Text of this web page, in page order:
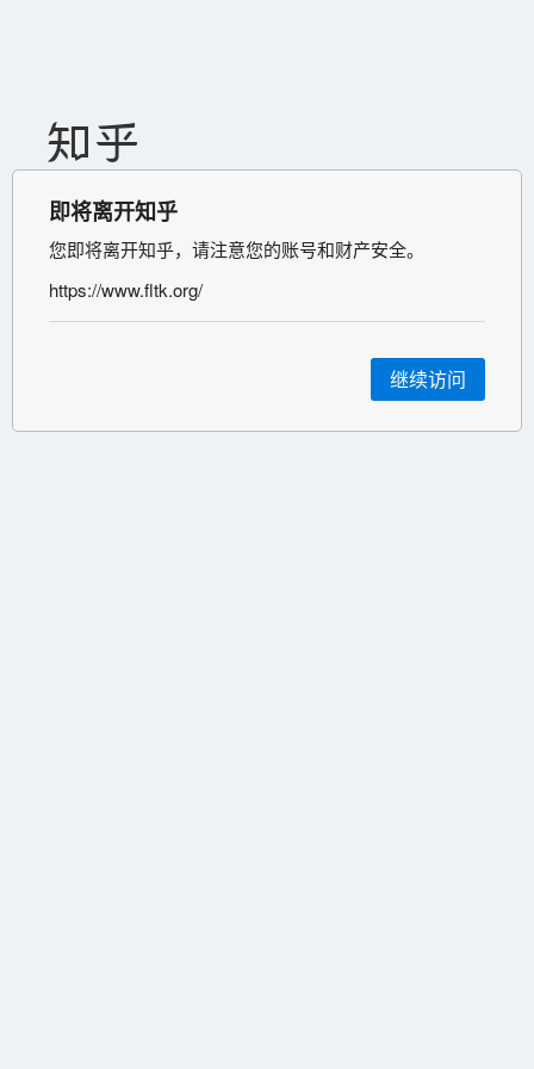
即将离开知乎
您即将离开知乎，请注意您的账号和财产安全。
https://www.fltk.org/
继续访问